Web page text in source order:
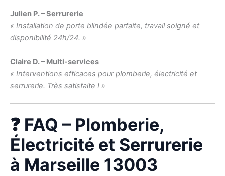
Julien P. – Serrurerie
« Installation de porte blindée parfaite, travail soigné et
disponibilité 24h/24. »
Claire D. – Multi-services
« Interventions efficaces pour plomberie, électricité et
serrurerie. Très satisfaite ! »
❓ FAQ – Plomberie,
Électricité et Serrurerie
à Marseille 13003